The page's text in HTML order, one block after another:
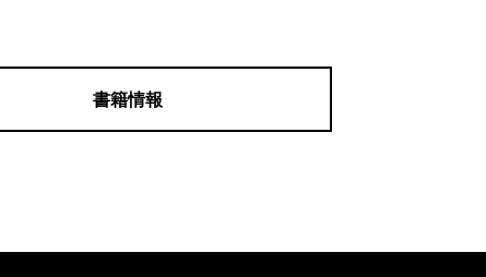
書籍情報